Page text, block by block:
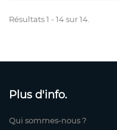
Résultats 1 - 14 sur 14.
Plus d'info.
Qui sommes-nous ?